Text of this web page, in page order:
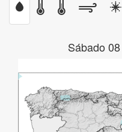
Sábado 08